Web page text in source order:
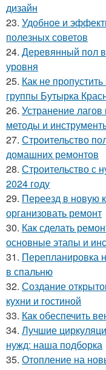
дизайн
23. Удобное и
полезных советов
24. Деревянный пол в
уровня
25. Как не
группы Бутырка
26. Устранение
методы и
27. Строительство
домашних ремонтов
28. Строительство с
2024 году
29. Переезд в новую
организовать ремонт
30. Как сделать
основные этапы и
31. Перепланировка
в спальню
32. Создание
кухни и гостиной
33. Как обеспечить
34. Лучшие
нужд: наша подборка
35. Отопление на